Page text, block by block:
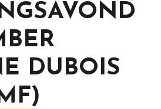
DUBOIS